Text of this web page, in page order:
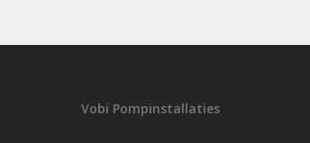
Vobi Pompinstallaties